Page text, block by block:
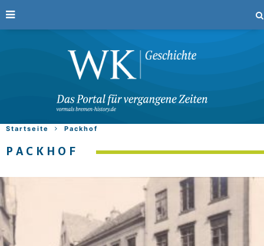
Startseite Packhof
PACKHOF